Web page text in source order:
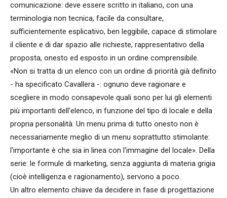
comunicazione: deve essere scritto in italiano, con una
terminologia non tecnica, facile da consultare,
sufficientemente esplicativo, ben leggibile, capace di stimolare
il cliente e di dar spazio alle richieste, rappresentativo della
proposta, onesto ed esposto in un ordine comprensibile.
«Non si tratta di un elenco con un ordine di priorità già definito
- ha specificato Cavallera -: ognuno deve ragionare e
scegliere in modo consapevole quali sono per lui gli elementi
più importanti dell'elenco, in funzione del tipo di locale e della
propria personalità. Un menu prima di tutto onesto non è
necessariamente meglio di un menu soprattutto stimolante:
l'importante è che sia in linea con l'immagine del locale». Della
serie: le formule di marketing, senza aggiunta di materia grigia
(cioè intelligenza e ragionamento), servono a poco.
Un altro elemento chiave da decidere in fase di progettazione